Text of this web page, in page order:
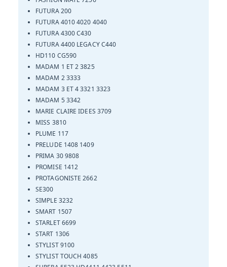
FUTURA 200
FUTURA 4010 4020 4040
FUTURA 4300 C430
FUTURA 4400 LEGACY C440
HD110 CG590
MADAM 1 ET 2 3825
MADAM 2 3333
MADAM 3 ET 4 3321 3323
MADAM 5 3342
MARIE CLAIRE IDEES 3709
MISS 3810
PLUME 117
PRELUDE 1408 1409
PRIMA 30 9808
PROMISE 1412
PROTAGONISTE 2662
SE300
SIMPLE 3232
SMART 1507
STARLET 6699
START 1306
STYLIST 9100
STYLIST TOUCH 4085